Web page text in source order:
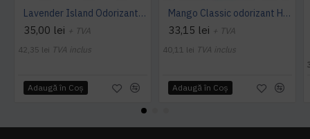
Lavender Island Odorizant Maxi 243ml Hygiene4You
35,00 lei + TVA
42,35 lei TVA inclus
Adaugă în Coş
Mango Classic odorizant Hygiene 4 You
33,15 lei + TVA
40,11 lei TVA inclus
Adaugă în Coş